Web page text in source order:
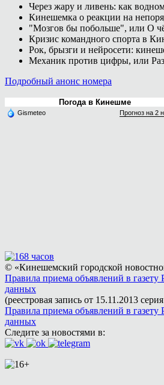
Через жару и ливень: как
Кинешемка о реакции на
"Мозгов бы побольше", или О
Кризис командного спорта в
Рок, брызги и нейросети:
Механик против цифры, или
Подробный анонс номера
Погода в Кинешме
Gismeteo Прогноз на 2
© «Кинешемский городской
Правила приема объявлений в газету
данных
(реестровая запись от 15.11.2013
Правила приема объявлений в газету
данных
Следите за новостями в: